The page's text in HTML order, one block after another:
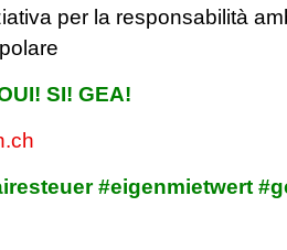
per la responsabilità
SI! GEA!
#eigenmietwert